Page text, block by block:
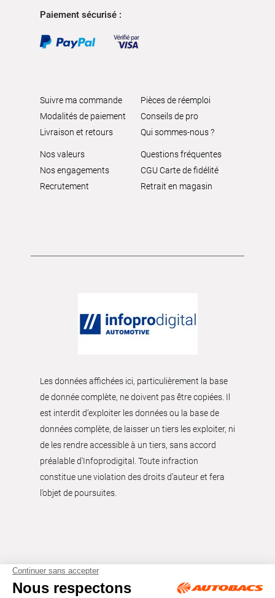
Paiement sécurisé :
Suivre ma commande
Modalités de paiement
Livraison et retours
Pièces de réemploi
Conseils de pro
Qui sommes-nous ?
Nos valeurs
Nos engagements
Recrutement
Questions fréquentes
CGU Carte de fidélité
Retrait en magasin
Les données affichées ici, particulièrement la base
de donnée complète, ne doivent pas être copiées. Il
est interdit d’exploiter les données ou la base de
données complète, de laisser un tiers les exploiter, ni
de les rendre accessible à un tiers, sans accord
préalable d'Infoprodigital. Toute infraction
constitue une violation des droits d’auteur et fera
l’objet de poursuites.